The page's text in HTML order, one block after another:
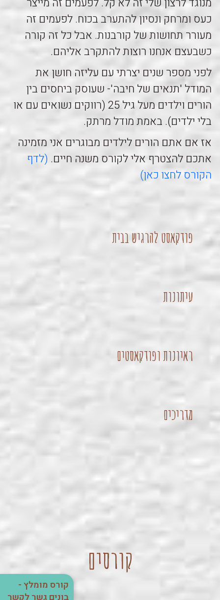
קורס מומלץ -
פודקאסט להרגיש בבית
עיתונות
ראיונות ופודקאסטים
מדריכים
כעס ומרחק ונסיון להתערב בכוח. לפעמים זה
מעורר תחושות של קורבנות. אבל כל זה קורה
כשבעצם אנחנו רוצות להתקרב אליהם.
לפני מספר שנים יצרתי עם עליזה חושן את
המודל 'תנאים של חיבה'- שעוסק ביחסים בין
הורים וילדים מעל גיל 25 (רווקים נשואים עם או
בלי ילדים). באמת מודל מרתק.
אז אם אתם הורים לילדים מבוגרים אני מזמינה
אתכם להצטרף אלי לקורס משנה חיים. (לדף
הקורס לחצו כאן)
קורסים